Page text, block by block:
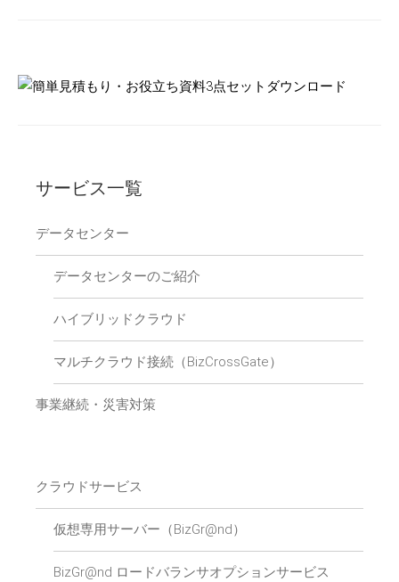
サービス一覧
データセンター
データセンターのご紹介
ハイブリッドクラウド
マルチクラウド接続（BizCrossGate）
事業継続・災害対策
クラウドサービス
仮想専用サーバー（BizGr@nd）
BizGr@nd ロードバランサオプションサービス